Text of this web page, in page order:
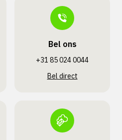
Bel ons
+31 85 024 0044
Bel direct